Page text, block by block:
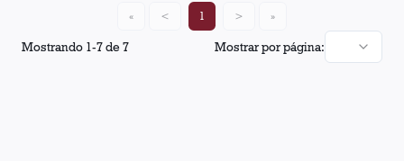
Mostrando 1-7de7 Mostrar por página:
« < 1 > »